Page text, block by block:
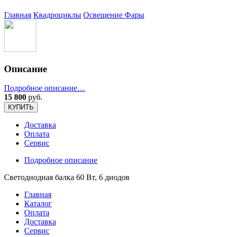
Главная Квадроциклы Освещение Фары
Описание
Подробное описание…
15 800 руб.
КУПИТЬ
Доставка
Оплата
Сервис
Подробное описание
Светодиодная балка 60 Вт, 6 диодов
Главная
Каталог
Оплата
Доставка
Сервис